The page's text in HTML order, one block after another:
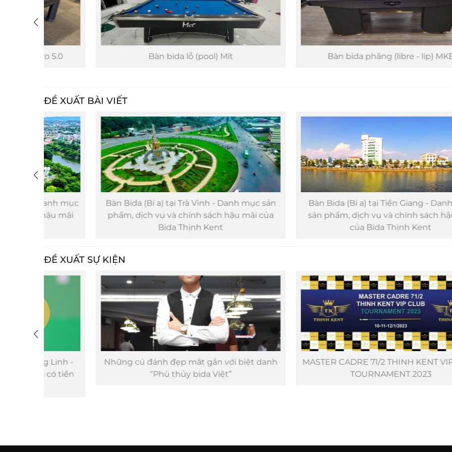
Bàn bida lỗ (pool) Mít Bàn bida phăng (libre - líp) MKE
ĐỀ XUẤT BÀI VIẾT
Bàn Bida (Bi a) tại Trà Vinh - Danh mục sản
phẩm, dịch vụ và chính sách hậu mãi của
Bida Thịnh Kent
Bàn Bida (Bi a) tại Tiền Giang - Danh mục
sản phẩm, dịch vụ và chính sách hậu mãi
của Bida Thịnh Kent
ĐỀ XUẤT SỰ KIỆN
Những cú đánh đẹp mắt gắn với biệt danh
“Phù thủy bida Việt”
MASTER CADRE 71/2 THINH KENT VIP CLUB
TOURNAMENT 2023